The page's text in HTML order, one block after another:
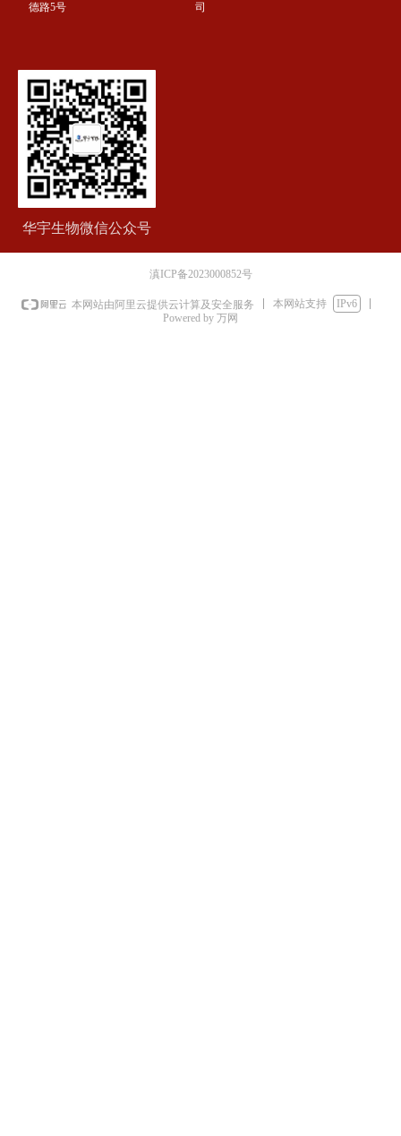
德路5号
司
华宇生物微信公众号
滇ICP备2023000852号
本网站由阿里云提供云计算及安全服务 本网站支持
IPv6
Powered by 万网